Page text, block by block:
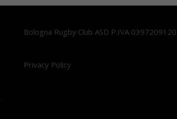
Bologna Rugby Club ASD P.IVA
Privacy Policy